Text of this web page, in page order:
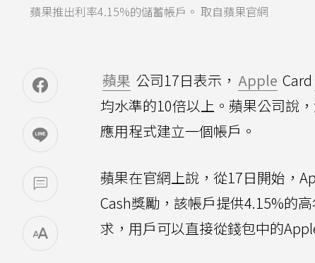
蘋果推出利率4.15%的儲蓄帳戶。 取自蘋果官網
蘋果 公司17日表示， Apple Card
均水準的10倍以上。蘋果公司說
應用程式建立一個帳戶。
蘋果在官網上說，從17日開始，
Cash獎勵，該帳戶提供4.15%的
求，用戶可以直接從錢包中的